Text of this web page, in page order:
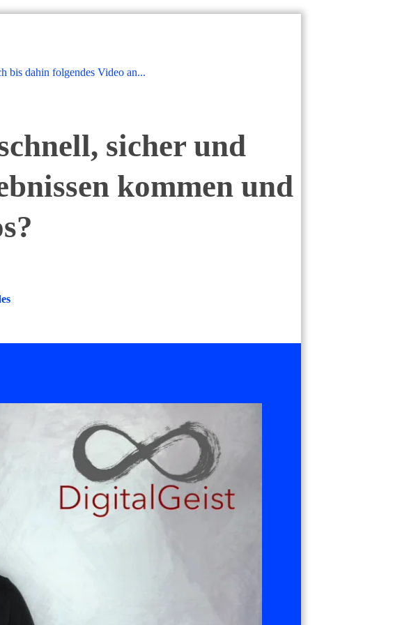
bis dahin folgendes Video an...
sicher und
kommen und